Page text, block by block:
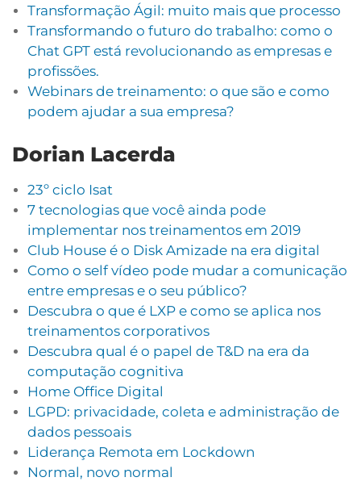
Transformação Ágil: muito mais que processo
Transformando o futuro do trabalho: como o
Chat GPT está revolucionando as empresas e
profissões.
Webinars de treinamento: o que são e como
podem ajudar a sua empresa?
Dorian Lacerda
23º ciclo Isat
7 tecnologias que você ainda pode
implementar nos treinamentos em 2019
Club House é o Disk Amizade na era digital
Como o self vídeo pode mudar a comunicação
entre empresas e o seu público?
Descubra o que é LXP e como se aplica nos
treinamentos corporativos
Descubra qual é o papel de T&D na era da
computação cognitiva
Home Office Digital
LGPD: privacidade, coleta e administração de
dados pessoais
Liderança Remota em Lockdown
Normal, novo normal